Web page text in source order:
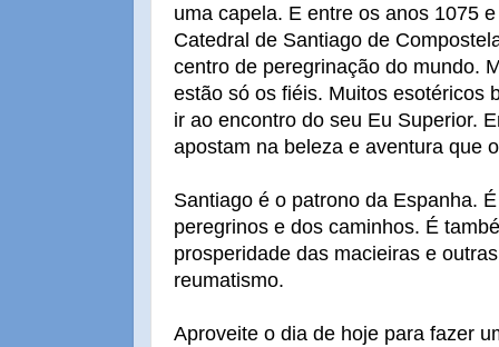
uma capela. E entre os anos 1075
Catedral de Santiago de
centro de peregrinação do mundo.
estão só os fiéis. Muitos esotéricos
ir ao encontro do seu Eu Superior.
apostam na beleza e aventura que
Santiago é o patrono da Espanha.
peregrinos e dos caminhos. É
prosperidade das macieiras e
reumatismo.
Aproveite o dia de hoje para fazer